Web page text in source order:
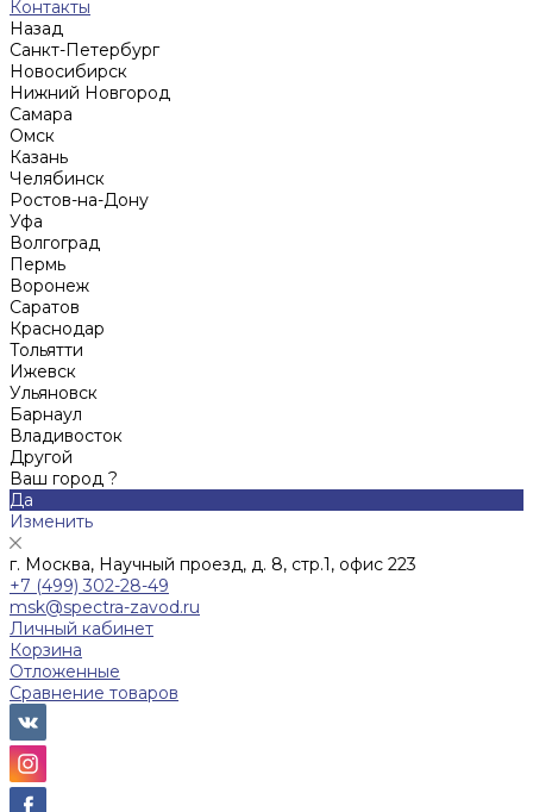
Контакты
Назад
Санкт-Петербург
Новосибирск
Нижний Новгород
Cамара
Омск
Казань
Челябинск
Ростов-на-Дону
Уфа
Волгоград
Пермь
Воронеж
Саратов
Краснодар
Тольятти
Ижевск
Ульяновск
Барнаул
Владивосток
Другой
Ваш город ?
Да
Изменить
г. Москва, Научный проезд, д. 8, стр.1, офис 223
+7 (499) 302-28-49
msk@spectra-zavod.ru
Личный кабинет
Корзина
Отложенные
Сравнение товаров